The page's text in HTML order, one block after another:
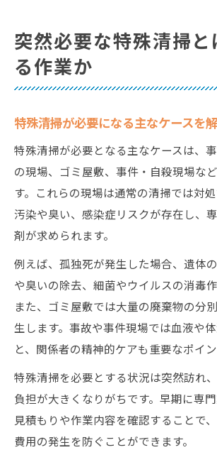
特殊清掃の流れや内容を詳しく解
特殊清掃の作業工程と具体的
消臭や害虫駆除など特殊清掃
特殊清掃の流れを理解して依
消
現場の状態に応じた特殊清掃
信頼できる特殊清掃業者を選ぶコ
特殊清掃業者選びで重視すべ
性
口コミや評判で分かる特殊清
特殊清掃業者の見積もり比較
ツ
特殊清掃業者のサービス内容
ック
専門資格で判断する特殊清掃
料金相場から見る特殊清掃の依頼
特殊清掃料金の相場と費用変
突然必要な特殊清掃と
る作業か
特殊清掃が必要になる主なケースを
特殊清掃が必要となる主なケースは、
の現場、ゴミ屋敷、事件・自殺現場な
す。これらの現場は通常の清掃では対
汚染や臭い、感染症リスクが存在し、
剤が求められます。
例えば、孤独死が発生した場合、遺体
や臭いの除去、細菌やウイルスの消毒作
また、ゴミ屋敷では大量の廃棄物の分
生します。事故や事件現場では血液や
と、関係者の精神的ケアも重要なポイン
特殊清掃を必要とする状況は突然訪れ
負担が大きくなりがちです。早期に専門
見積もりや作業内容を確認することで
費用の発生を防ぐことができます。